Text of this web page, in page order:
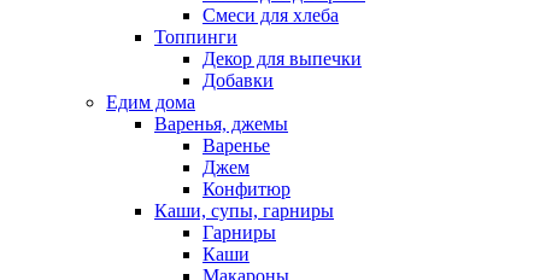
Смеси для хлеба
Топпинги
Декор для выпечки
Добавки
Едим дома
Варенья, джемы
Варенье
Джем
Конфитюр
Каши, супы, гарниры
Гарниры
Каши
Макароны